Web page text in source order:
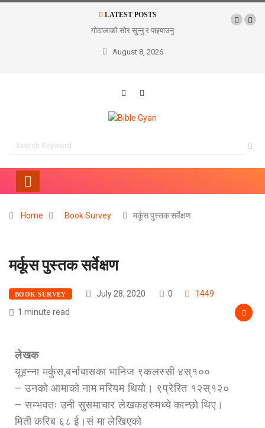
LATEST POSTS
गोठालाको सोर सुन्नु र पछ्याउनु
August 8, 2026
Home Book Survey मर्कूस पुस्तक सर्वेक्षण
मर्कूस पुस्तक सर्वेक्षण
BOOK SURVEY July 28, 2020 0
1449
1 minute read
लेखक
यूहन्ना मर्कुस,बर्नाबासका भानिज ९कलस्सी ४स्१००
– उनको आमाको नाम मरियम थियो। ९प्रेरित १२स्१२०
– सम्भवतः उनी सुसमाचार लेखकहरुमध्ये कान्छो थिए।
मिती करिब ६८ ई।सं मा लेखिएको